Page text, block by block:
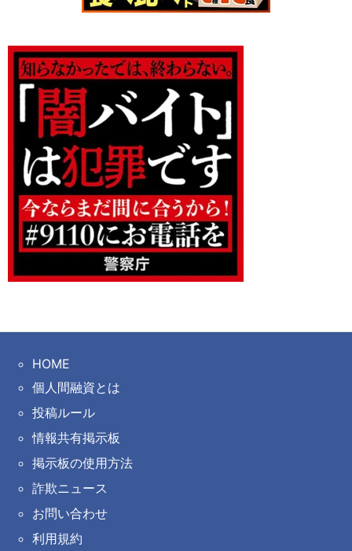
HOME
個人間融資とは
投稿ルール
情報共有掲示板
掲示板の使用方法
詐欺ニュース
お問い合わせ
利用規約